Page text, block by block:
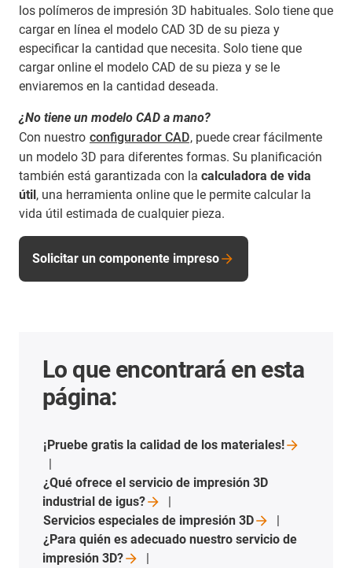
los polímeros de impresión 3D habituales. Solo tiene que
cargar en línea el modelo CAD 3D de su pieza y
especificar la cantidad que necesita. Solo tiene que
cargar online el modelo CAD de su pieza y se le
enviaremos en la cantidad deseada.
¿No tiene un modelo CAD a mano?
Con nuestro configurador CAD, puede crear fácilmente
un modelo 3D para diferentes formas. Su planificación
también está garantizada con la calculadora de vida
útil, una herramienta online que le permite calcular la
vida útil estimada de cualquier pieza.
Solicitar un componente impreso
Lo que encontrará en esta
página:
¡Pruebe gratis la calidad de losmateriales!
¿Qué ofrece el servicio de impresión 3D
industrial de igus?
Servicios especiales de impresión3D
¿Para quién es adecuado nuestro servicio de
impresión3D?